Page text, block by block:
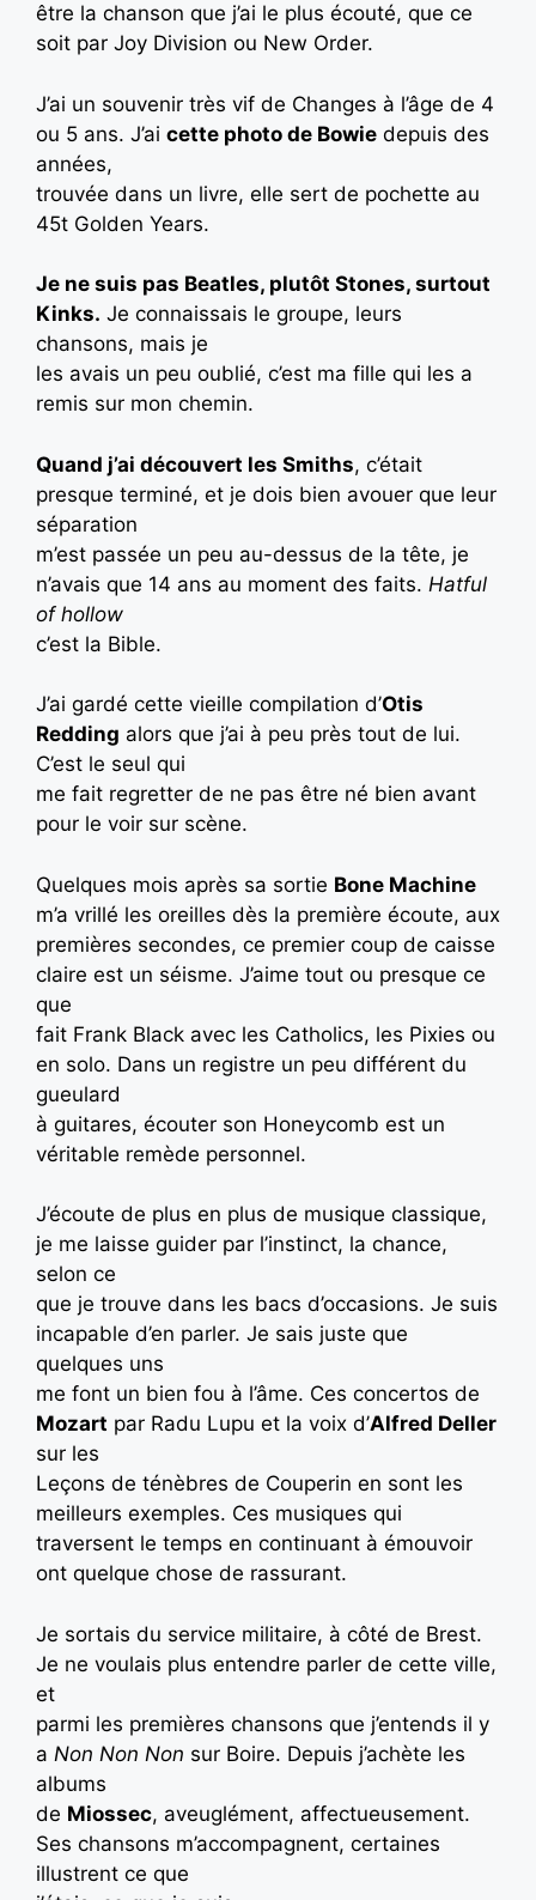
être la chanson que j’ai le plus écouté, que ce
soit par Joy Division ou New Order.
J’ai un souvenir très vif de Changes à l’âge de 4
ou 5 ans. J’ai cette photo de Bowie depuis des
années,
trouvée dans un livre, elle sert de pochette au
45t Golden Years.
Je ne suis pas Beatles, plutôt Stones, surtout
Kinks. Je connaissais le groupe, leurs
chansons, mais je
les avais un peu oublié, c’est ma fille qui les a
remis sur mon chemin.
Quand j’ai découvert les Smiths, c’était
presque terminé, et je dois bien avouer que leur
séparation
m’est passée un peu au-dessus de la tête, je
n’avais que 14 ans au moment des faits. Hatful
of hollow
c’est la Bible.
J’ai gardé cette vieille compilation d’Otis
Redding alors que j’ai à peu près tout de lui.
C’est le seul qui
me fait regretter de ne pas être né bien avant
pour le voir sur scène.
Quelques mois après sa sortie Bone Machine
m’a vrillé les oreilles dès la première écoute, aux
premières secondes, ce premier coup de caisse
claire est un séisme. J’aime tout ou presque ce
que
fait Frank Black avec les Catholics, les Pixies ou
en solo. Dans un registre un peu différent du
gueulard
à guitares, écouter son Honeycomb est un
véritable remède personnel.
J’écoute de plus en plus de musique classique,
je me laisse guider par l’instinct, la chance,
selon ce
que je trouve dans les bacs d’occasions. Je suis
incapable d’en parler. Je sais juste que
quelques uns
me font un bien fou à l’âme. Ces concertos de
Mozart par Radu Lupu et la voix d’Alfred Deller
sur les
Leçons de ténèbres de Couperin en sont les
meilleurs exemples. Ces musiques qui
traversent le temps en continuant à émouvoir
ont quelque chose de rassurant.
Je sortais du service militaire, à côté de Brest.
Je ne voulais plus entendre parler de cette ville,
et
parmi les premières chansons que j’entends il y
a Non Non Non sur Boire. Depuis j’achète les
albums
de Miossec, aveuglément, affectueusement.
Ses chansons m’accompagnent, certaines
illustrent ce que